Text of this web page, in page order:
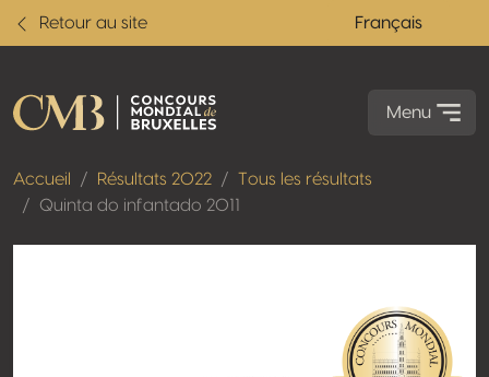
Retour au site Français
Menu
Accueil Résultats 2022
Tous les résultats
Quinta do infantado 2011